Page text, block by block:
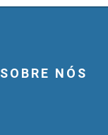
SOBRE NÓS